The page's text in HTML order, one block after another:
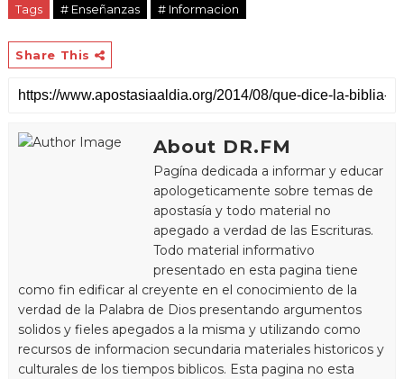
Tags
# Enseñanzas # Informacion
Share This
About DR.FM
Pagína dedicada a informar y educar
apologeticamente sobre temas de
apostasía y todo material no
apegado a verdad de las Escrituras.
Todo material informativo
presentado en esta pagina tiene
como fin edificar al creyente en el conocimiento de la
verdad de la Palabra de Dios presentando argumentos
solidos y fieles apegados a la misma y utilizando como
recursos de informacion secundaria materiales historicos y
culturales de los tiempos biblicos. Esta pagina no esta